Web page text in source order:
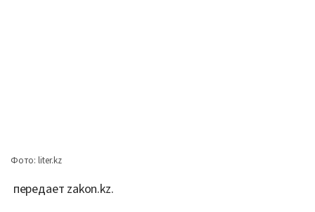
Фото: liter.kz
передает zakon.kz.